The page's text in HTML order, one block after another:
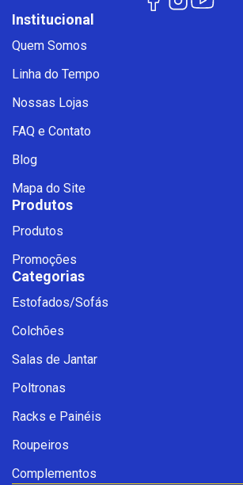
Institucional
Quem Somos
Linha do Tempo
Nossas Lojas
FAQ e Contato
Blog
Mapa do Site
Produtos
Produtos
Promoções
Categorias
Estofados/Sofás
Colchões
Salas de Jantar
Poltronas
Racks e Painéis
Roupeiros
Complementos